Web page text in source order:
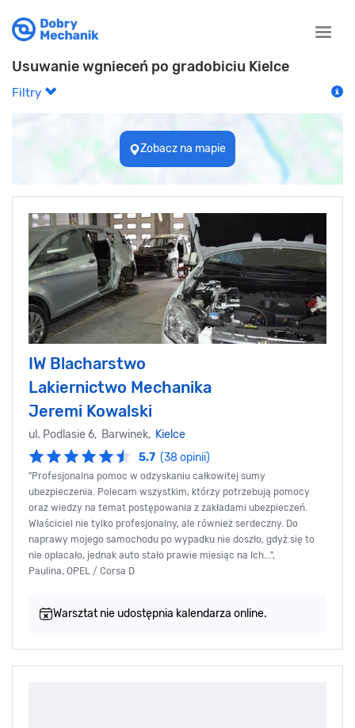
Toggle
Usuwanie wgnieceń po gradobiciu Kielce
Filtry
Zobacz na mapie
IW Blacharstwo
Lakiernictwo Mechanika
Jeremi Kowalski
ul. Podlasie 6, Barwinek, Kielce
5.7 (38 opinii)
"Profesjonalna pomoc w odzyskaniu całkowitej sumy
ubezpieczenia. Polecam wszystkim, którzy potrzebują pomocy
oraz wiedzy na temat postępowania z zakładami ubezpieczeń.
Właściciel nie tylko profesjonalny, ale również serdeczny. Do
naprawy mojego samochodu po wypadku nie doszło, gdyż się to
nie opłacało, jednak auto stało prawie miesiąc na Ich...",
Paulina, OPEL / Corsa D
Warsztat nie udostępnia kalendarza online.